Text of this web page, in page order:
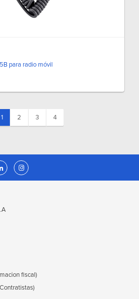
para radio móvil
1(current)
2 3 4
fiscal)